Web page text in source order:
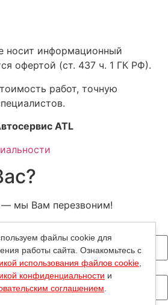
носит информационный
офертой (ст. 437 ч. 1 ГК РФ).
работ, точную
ATL
файлы cookie для
работы сайта. Ознакомьтесь с
использования файлов cookie
конфиденциальности и
соглашением
мы Вам перезвоним!